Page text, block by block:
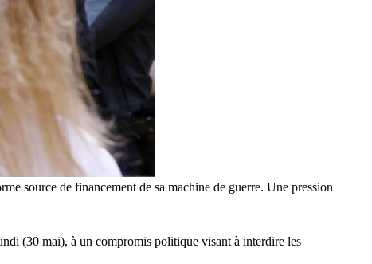
source de financement de sa machine de guerre. Une pression
(30 mai), à un compromis politique visant à interdire les